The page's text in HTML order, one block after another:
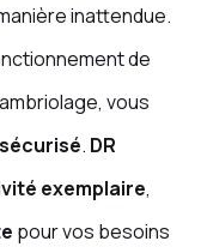
inattendue.
de
vous
. DR
exemplaire,
pour vos besoins